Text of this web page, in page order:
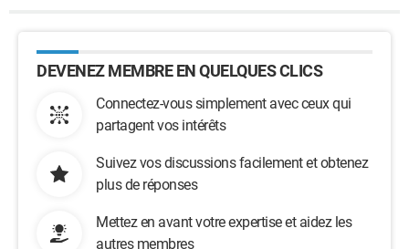
DEVENEZ MEMBRE EN QUELQUES CLICS
Connectez-vous simplement avec ceux qui
partagent vos intérêts
Suivez vos discussions facilement et obtenez
plus de réponses
Mettez en avant votre expertise et aidez les
autres membres